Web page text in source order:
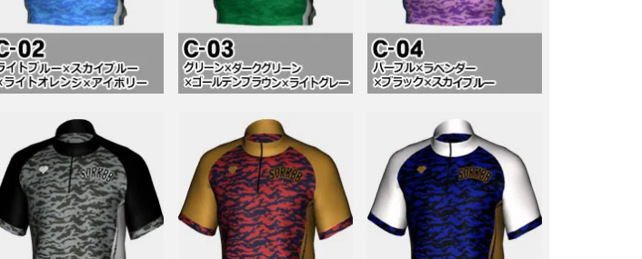
「打ち合わせをしたいが遠方なのでできない」「直
接行くのに少し不安がある」というお客様のご要望
ております。
詳細はこちら
close
close
close
close
close
close
close
close
close
close
close
close
close
close
close
close
close
close
close
close